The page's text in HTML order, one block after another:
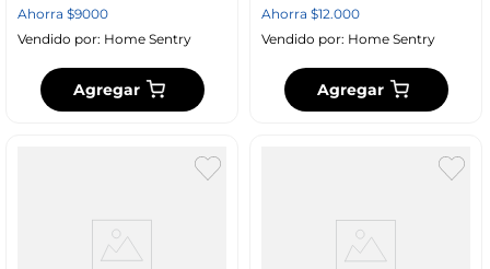
Ahorra $9000
Vendido por: Home Sentry
Agregar
Ahorra $12.000
Vendido por: Home Sentry
Agregar